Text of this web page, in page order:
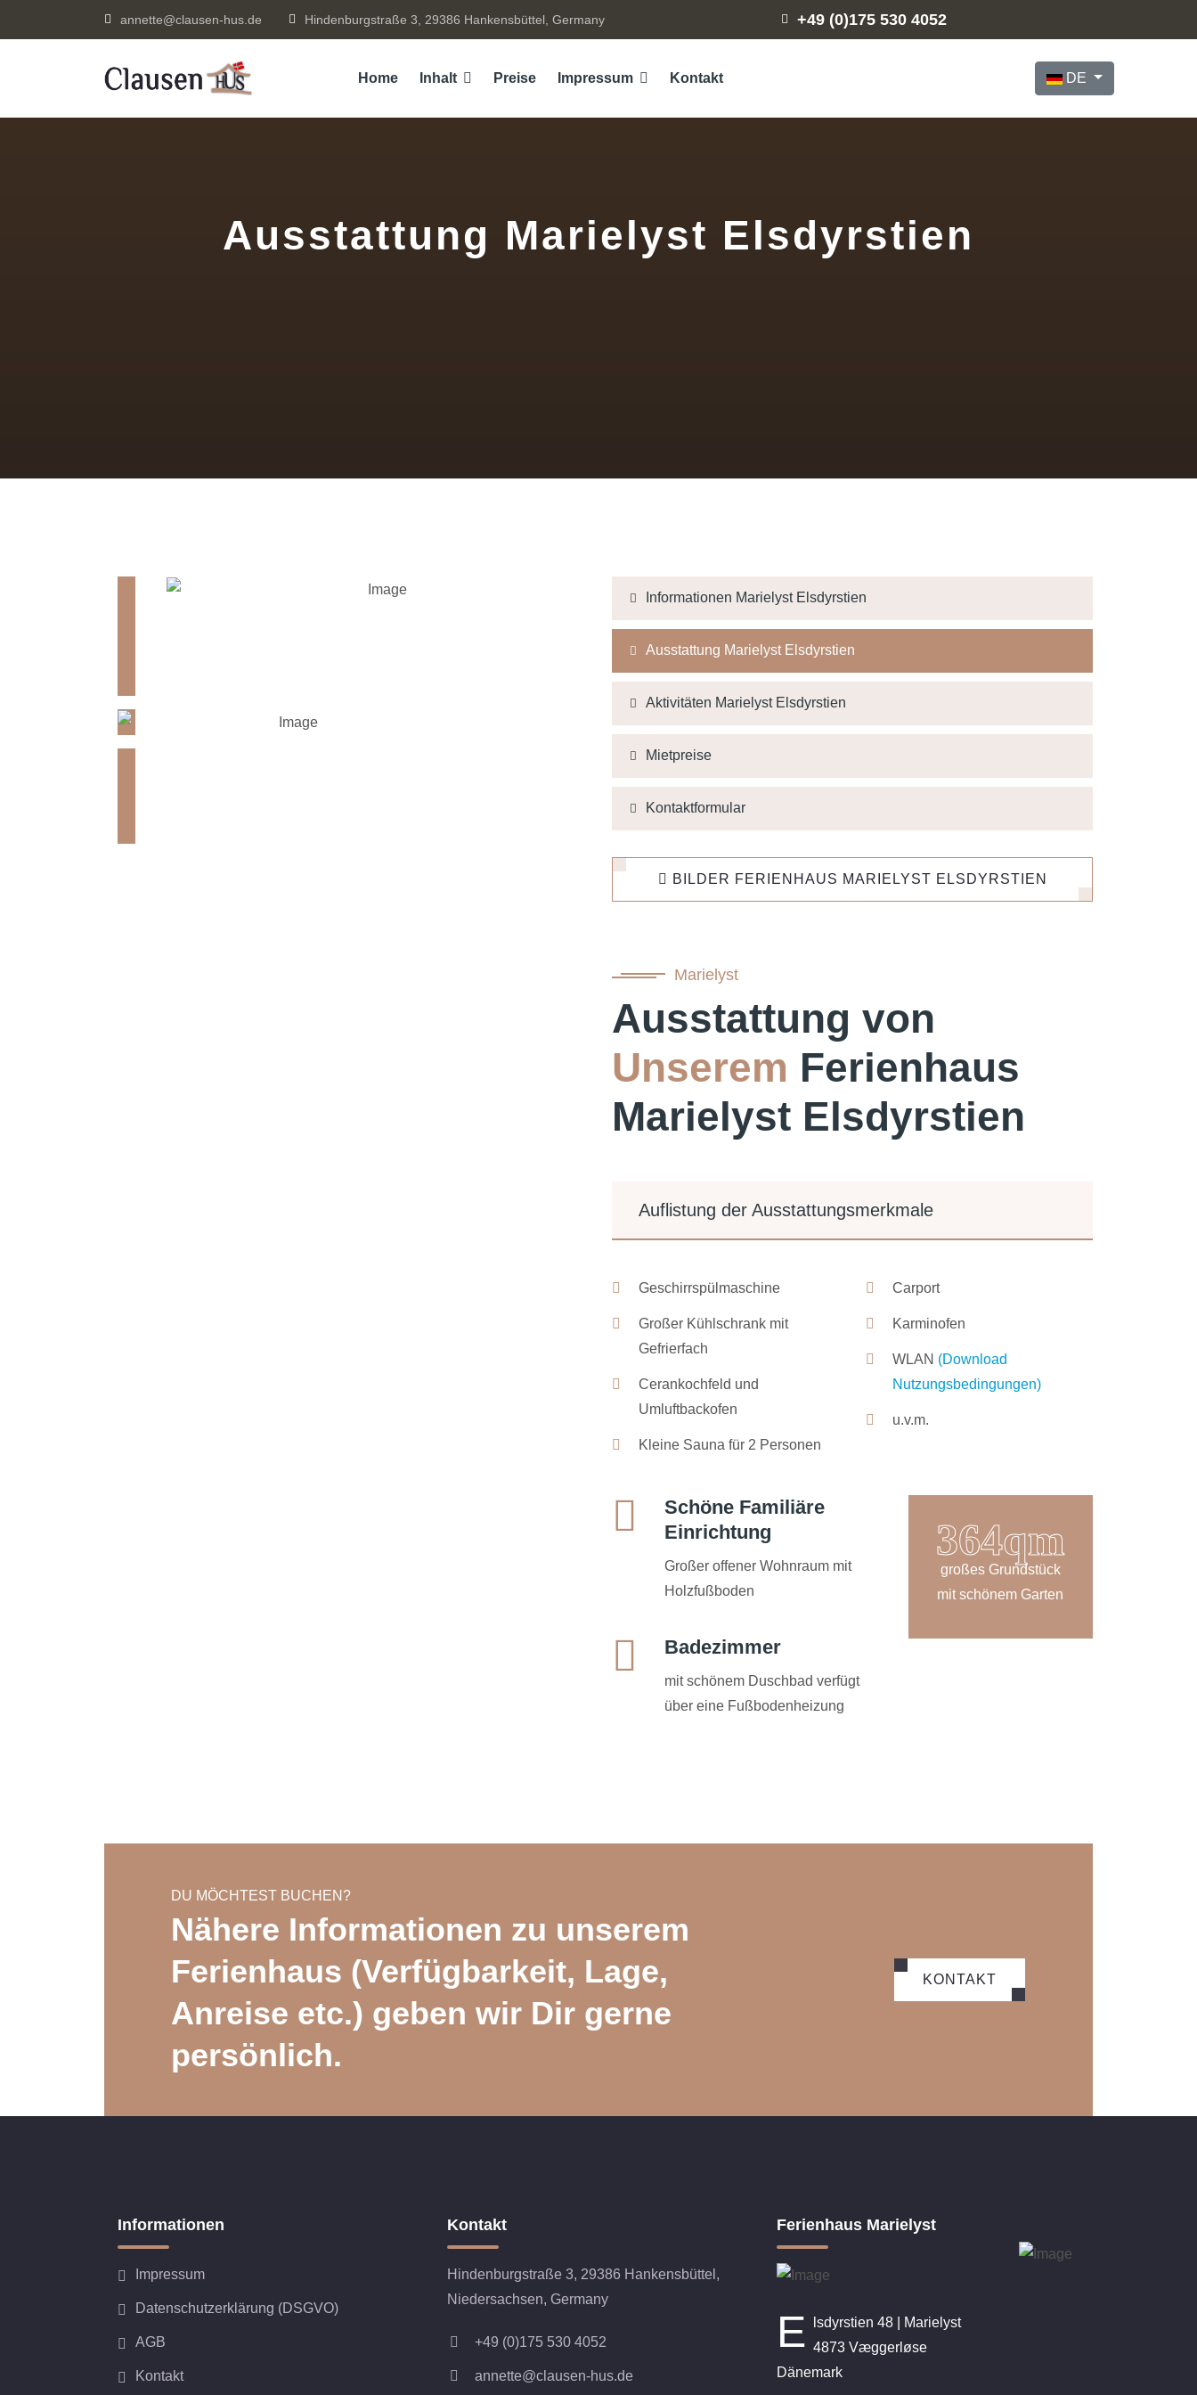
annette@clausen-hus.de Hindenburgstraße 3, 29386 Hankensbüttel, Germany +49 (0)175 530 4052
Home Inhalt Preise Impressum Kontakt Sprache auswählen
DE
Ausstattung Marielyst Elsdyrstien
Informationen Marielyst Elsdyrstien
Ausstattung Marielyst Elsdyrstien
Aktivitäten Marielyst Elsdyrstien
Mietpreise
Kontaktformular
BILDER FERIENHAUS MARIELYST ELSDYRSTIEN
Marielyst
Ausstattung von
Unserem Ferienhaus
Marielyst Elsdyrstien
Auflistung der Ausstattungsmerkmale
Geschirrspülmaschine
Großer Kühlschrank mit
Gefrierfach
Cerankochfeld und
Umluftbackofen
Kleine Sauna für 2 Personen
Carport
Karminofen
WLAN (Download
Nutzungsbedingungen)
u.v.m.
Schöne Familiäre
Einrichtung
Großer offener Wohnraum mit
Holzfußboden
Badezimmer
mit schönem Duschbad verfügt
über eine Fußbodenheizung
538
großes Grundstück
mit schönem Garten
DU MÖCHTEST BUCHEN?
Nähere Informationen zu unserem
Ferienhaus (Verfügbarkeit, Lage,
Anreise etc.) geben wir Dir gerne
persönlich.
KONTAKT
Informationen
Impressum
Datenschutzerklärung (DSGVO)
AGB
Kontakt
Kontakt
Hindenburgstraße 3, 29386 Hankensbüttel,
Niedersachsen, Germany
+49 (0)175 530 4052
annette@clausen-hus.de
Ferienhaus Marielyst
E
lsdyrstien 48 | Marielyst
4873 Væggerløse
Dänemark